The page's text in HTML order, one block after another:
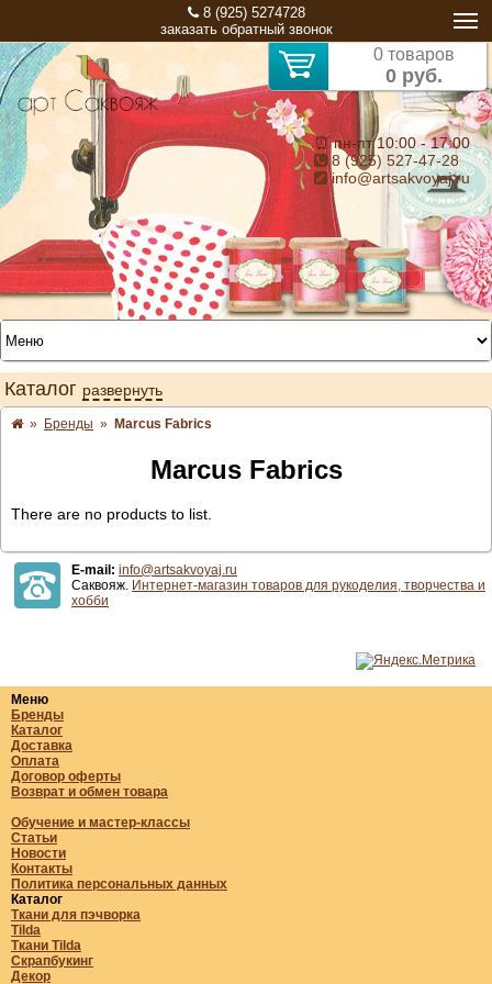
8 (925) 5274728
заказать обратный звонок
0 товаров
0 руб.
⏰ пн-пт 10:00 - 17:00
8 (925) 527-47-28
info@artsakvoyaj.ru
Каталог развернуть
» Бренды » Marcus Fabrics
Marcus Fabrics
There are no products to list.
E-mail: info@artsakvoyaj.ru
Саквояж. Интернет-магазин товаров для рукоделия, творчества и
хобби
Меню
Бренды
Каталог
Доставка
Оплата
Договор оферты
Возврат и обмен товара
Обучение и мастер-классы
Статьи
Новости
Контакты
Политика персональных данных
Каталог
Ткани для пэчворка
Tilda
Ткани Tilda
Скрапбукинг
Декор